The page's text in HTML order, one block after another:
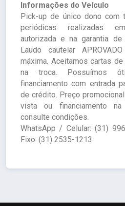
Informações do Veículo
Pick-up de único dono com
periódicas realizadas
autorizada e na garantia
Laudo cautelar
máxima. Aceitamos cartas
na troca. Possuímos
financiamento com entrada
de crédito. Preço
vista ou financiamento
consulte condições.
WhatsApp / Celular: (31)
Fixo: (31) 2535-1213.